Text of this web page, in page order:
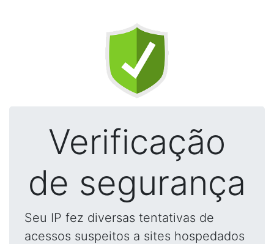
Verificação
de segurança
Seu IP fez diversas tentativas de
acessos suspeitos a sites hospedados